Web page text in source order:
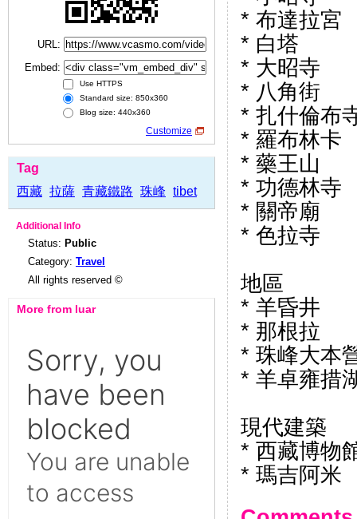
URL:
Embed:
Use HTTPS
Standard size: 850x360
Blog size: 440x360
Customize
Tag
西藏 拉薩 青藏鐵路 珠峰 tibet
Additional Info
Status: Public
Category: Travel
All rights reserved ©
More from luar
* 布達拉宮
* 白塔
* 大昭寺
* 八角街
* 扎什倫布
* 羅布林卡
* 藥王山
* 功德林寺
* 關帝廟
* 色拉寺
地區
* 羊昏井
* 那根拉
* 珠峰大本
* 羊卓雍措
現代建築
* 西藏博物
* 瑪吉阿米